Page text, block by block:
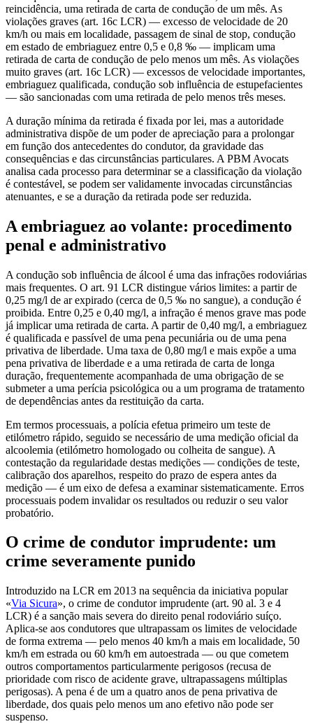
reincidência, uma retirada de carta de condução de um mês. As
violações graves (art. 16c LCR) — excesso de velocidade de 20
km/h ou mais em localidade, passagem de sinal de stop, condução
em estado de embriaguez entre 0,5 e 0,8 ‰ — implicam uma
retirada de carta de condução de pelo menos um mês. As violações
muito graves (art. 16c LCR) — excessos de velocidade importantes,
embriaguez qualificada, condução sob influência de estupefacientes
— são sancionadas com uma retirada de pelo menos três meses.
A duração mínima da retirada é fixada por lei, mas a autoridade
administrativa dispõe de um poder de apreciação para a prolongar
em função dos antecedentes do condutor, da gravidade das
consequências e das circunstâncias particulares. A PBM Avocats
analisa cada processo para determinar se a classificação da violação
é contestável, se podem ser validamente invocadas circunstâncias
atenuantes, e se a duração da retirada pode ser reduzida.
A embriaguez ao volante: procedimento
penal e administrativo
A condução sob influência de álcool é uma das infrações rodoviárias
mais frequentes. O art. 91 LCR distingue vários limites: a partir de
0,25 mg/l de ar expirado (cerca de 0,5 ‰ no sangue), a condução é
proibida. Entre 0,25 e 0,40 mg/l, a infração é menos grave mas pode
já implicar uma retirada de carta. A partir de 0,40 mg/l, a embriaguez
é qualificada e passível de uma pena pecuniária ou de uma pena
privativa de liberdade. Uma taxa de 0,80 mg/l e mais expõe a uma
pena privativa de liberdade e a uma retirada de carta de longa
duração, frequentemente acompanhada de uma obrigação de se
submeter a uma perícia psicológica ou a um programa de tratamento
de dependências antes da restituição da carta.
Em termos processuais, a polícia efetua primeiro um teste de
etilómetro rápido, seguido se necessário de uma medição oficial da
alcoolemia (etilómetro homologado ou colheita de sangue). A
contestação da regularidade destas medições — condições de teste,
calibração dos aparelhos, respeito do prazo de espera antes da
medição — é um eixo de defesa a examinar sistematicamente. Erros
processuais podem invalidar os resultados ou reduzir o seu valor
probatório.
O crime de condutor imprudente: um
crime severamente punido
Introduzido na LCR em 2013 na sequência da iniciativa popular
«Via Sicura», o crime de condutor imprudente (art. 90 al. 3 e 4
LCR) é a sanção mais severa do direito penal rodoviário suíço.
Aplica-se aos condutores que ultrapassam os limites de velocidade
de forma extrema — pelo menos 40 km/h a mais em localidade, 50
km/h em estrada ou 60 km/h em autoestrada — ou que cometem
outros comportamentos particularmente perigosos (recusa de
prioridade com risco de acidente grave, ultrapassagens múltiplas
perigosas). A pena é de um a quatro anos de pena privativa de
liberdade, dos quais pelo menos um ano efetivo não pode ser
suspenso.